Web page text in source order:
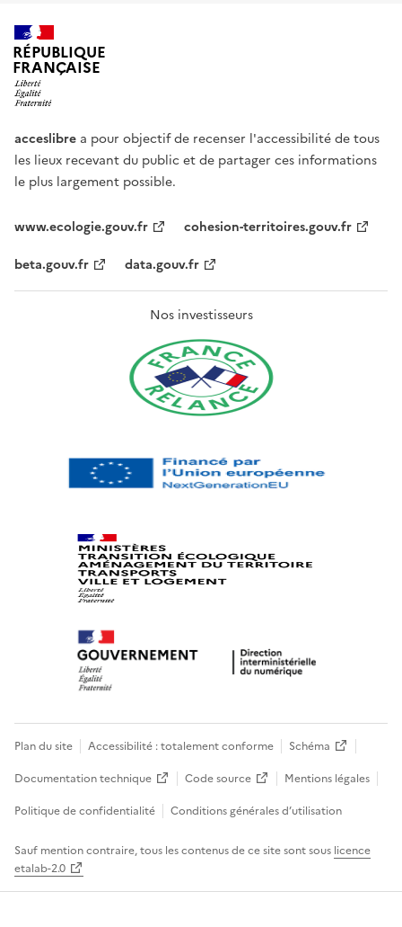
RÉPUBLIQUE
FRANÇAISE
acceslibre a pour objectif de recenser l'accessibilité de tous
les lieux recevant du public et de partager ces informations
le plus largement possible.
www.ecologie.gouv.fr
cohesion-territoires.gouv.fr
beta.gouv.fr
data.gouv.fr
Nos investisseurs
Plan du site Accessibilité : totalement conforme
Schéma
Documentation technique
Code source
Mentions légales
Politique de confidentialité
Conditions générales d’utilisation
Sauf mention contraire, tous les contenus de ce site sont sous licence
etalab-2.0